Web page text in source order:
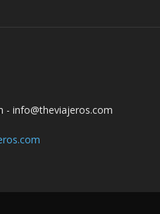
- info@theviajeros.com